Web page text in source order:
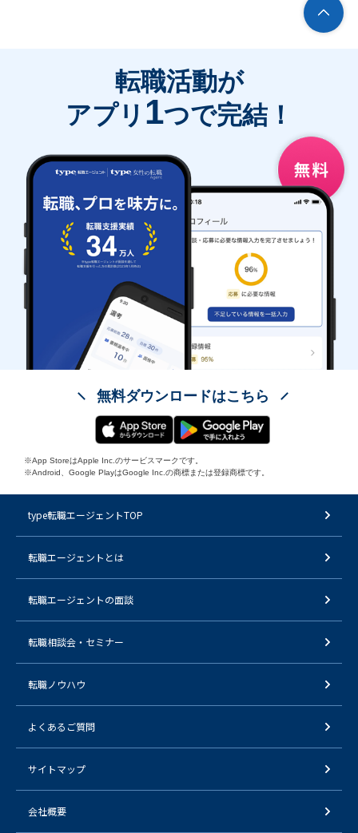
転職活動が
アプリ 1つで完結！
無料ダウンロードはこちら
※App StoreはApple Inc.のサービスマークです。
※Android、Google PlayはGoogle Inc.の商標または登録商標です。
type転職エージェントTOP
転職エージェントとは
転職エージェントの面談
転職相談会・セミナー
転職ノウハウ
よくあるご質問
サイトマップ
会社概要